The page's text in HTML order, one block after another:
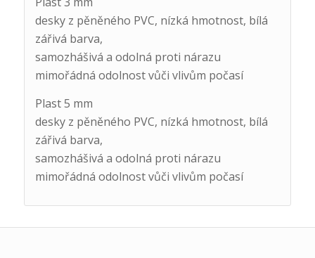
desky z pěněného PVC, nízká hmotnost, bílá
zářivá barva,
samozhášivá a odolná proti nárazu
mimořádná odolnost vůči vlivům počasí
Plast 5 mm
desky z pěněného PVC, nízká hmotnost, bílá
zářivá barva,
samozhášivá a odolná proti nárazu
mimořádná odolnost vůči vlivům počasí